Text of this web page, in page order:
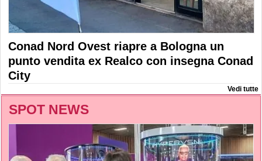
Conad Nord Ovest riapre a Bologna un
punto vendita ex Realco con insegna Conad
City
Vedi tutte
SPOT NEWS